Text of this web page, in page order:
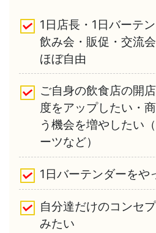
1日店長・1日バーテ
飲み会・販促・交流
ほぼ自由
ご自身の飲食店の開
度をアップしたい・
う機会を増やしたい
ーツなど）
1日バーテンダーをや
自分達だけのコンセ
みたい